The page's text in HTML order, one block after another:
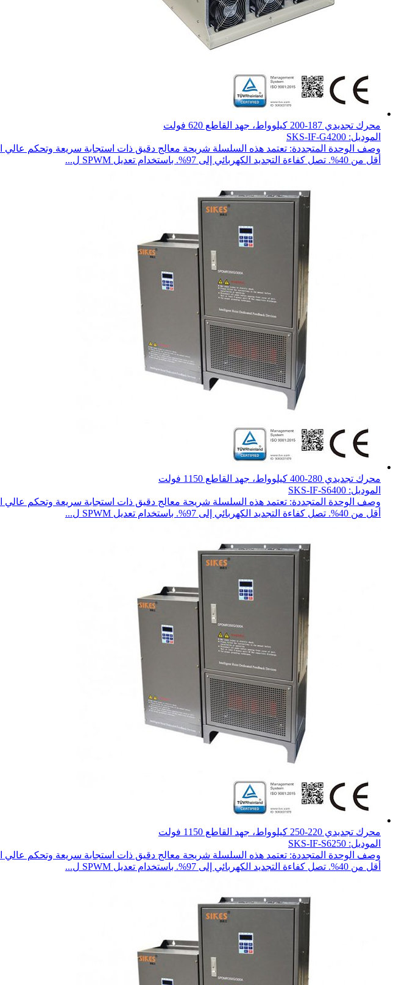
محرك تجديدي 187-200 كيلوواط، جهد القاطع 620 فولت
الموديل: SKS-IF-G4200
وصف الوحدة المتجددة: تعتمد هذه السلسلة شريحة معالج دقيق ذات استجابة سريعة وتحكم عالي
أقل من 40%. تصل كفاءة التجديد الكهربائي إلى 97%. باستخدام تعديل SPWM ل...
محرك تجديدي 280-400 كيلوواط، جهد القاطع 1150 فولت
الموديل: SKS-IF-S6400
وصف الوحدة المتجددة: تعتمد هذه السلسلة شريحة معالج دقيق ذات استجابة سريعة وتحكم عالي
أقل من 40%. تصل كفاءة التجديد الكهربائي إلى 97%. باستخدام تعديل SPWM ل...
محرك تجديدي 220-250 كيلوواط، جهد القاطع 1150 فولت
الموديل: SKS-IF-S6250
وصف الوحدة المتجددة: تعتمد هذه السلسلة شريحة معالج دقيق ذات استجابة سريعة وتحكم عالي
أقل من 40%. تصل كفاءة التجديد الكهربائي إلى 97%. باستخدام تعديل SPWM ل...